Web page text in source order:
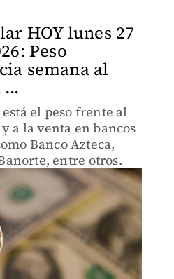
HOY lunes 27
Peso
semana al
el peso frente al
a la venta en bancos
Banco Azteca,
entre otros.